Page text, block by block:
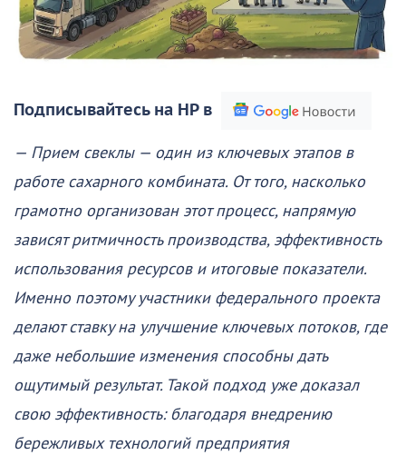
Подписывайтесь на НР в
— Прием свеклы — один из ключевых этапов в
работе сахарного комбината. От того, насколько
грамотно организован этот процесс, напрямую
зависят ритмичность производства, эффективность
использования ресурсов и итоговые показатели.
Именно поэтому участники федерального проекта
делают ставку на улучшение ключевых потоков, где
даже небольшие изменения способны дать
ощутимый результат. Такой подход уже доказал
свою эффективность: благодаря внедрению
бережливых технологий предприятия